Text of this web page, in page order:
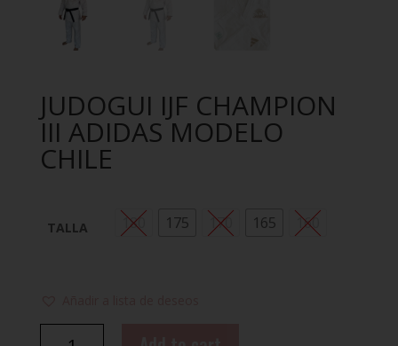
JUDOGUI IJF CHAMPION
III ADIDAS MODELO
CHILE
TALLA 180 175 170 165 160